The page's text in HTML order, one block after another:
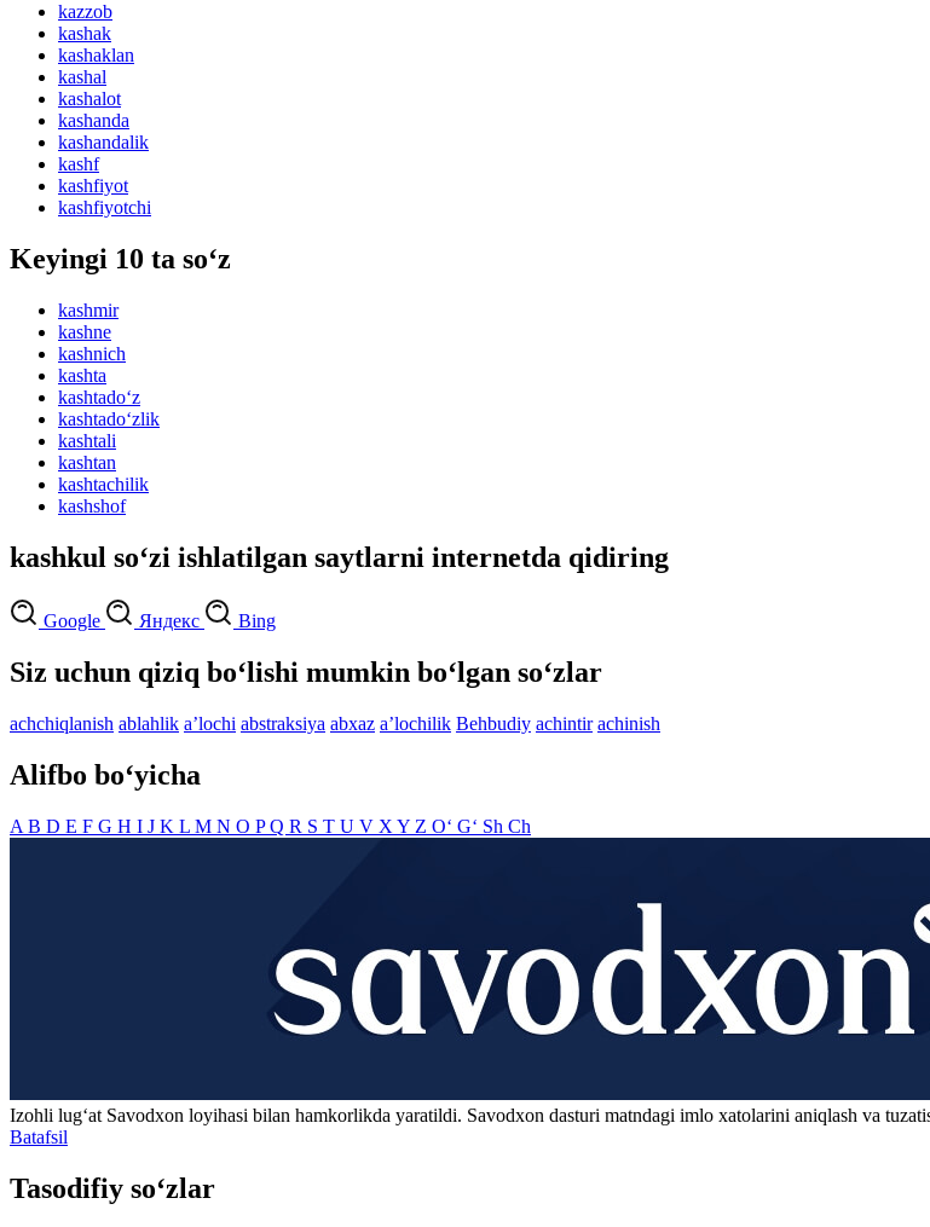
kazzob
kashak
kashaklan
kashal
kashalot
kashanda
kashandalik
kashf
kashfiyot
kashfiyotchi
Keyingi 10 ta so‘z
kashmir
kashne
kashnich
kashta
kashtado‘z
kashtado‘zlik
kashtali
kashtan
kashtachilik
kashshof
kashkul so‘zi ishlatilgan saytlarni internetda qidiring
Google Яндекс Bing
Siz uchun qiziq bo‘lishi mumkin bo‘lgan so‘zlar
achchiqlanish ablahlik aʼlochi abstraksiya abxaz aʼlochilik Behbudiy achintir achinish
Alifbo bo‘yicha
A B D E F G H I J K L M N O PQ R S T U V X Y Z O‘ G‘ Sh Ch
Izohli lugʻat Savodxon loyihasi bilan hamkorlikda yaratildi. Savodxon dasturi matndagi imlo xatolarini aniqlash va
Batafsil
Tasodifiy so‘zlar